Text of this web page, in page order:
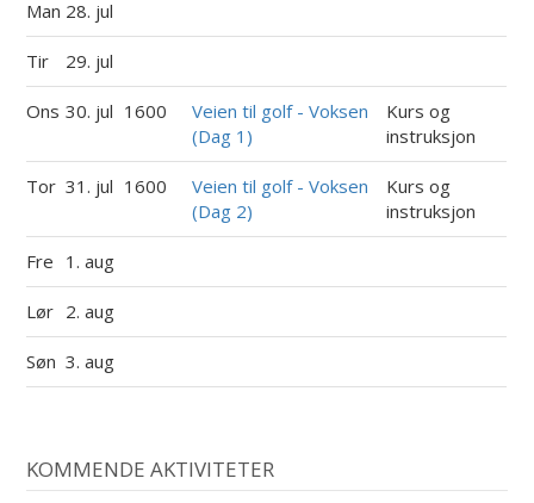
Man 28. jul
Tir 29. jul
Ons 30. jul 1600
Veien til golf - Voksen
(Dag 1)
Kurs og
instruksjon
Tor 31. jul 1600
Veien til golf - Voksen
(Dag 2)
Kurs og
instruksjon
Fre 1. aug
Lør 2. aug
Søn 3. aug
KOMMENDE AKTIVITETER